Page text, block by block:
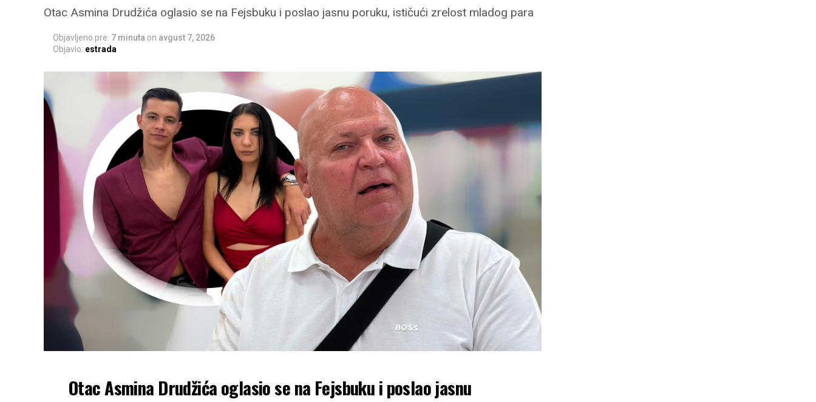
Otac Asmina Drudžića oglasio se na Fejsbuku i poslao jasnu poruku, ističući zrelost mladog para
Objavljeno pre: 7 minuta on avgust 7, 2026
Objavio: estrada
Otac Asmina Drudžića oglasio se na Fejsbuku i poslao jasnu